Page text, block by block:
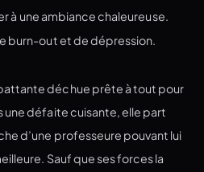
à une ambiance chaleureuse.
burn-out et de dépression.
déchue prête à tout pour
une défaite cuisante, elle part
d’une professeure pouvant lui
Sauf que ses forces la